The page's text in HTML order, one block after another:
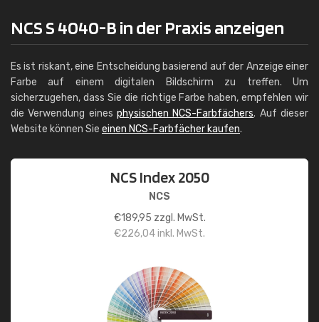
NCS S 4040-B in der Praxis anzeigen
Es ist riskant, eine Entscheidung basierend auf der Anzeige einer
Farbe auf einem digitalen Bildschirm zu treffen. Um
sicherzugehen, dass Sie die richtige Farbe haben, empfehlen wir
die Verwendung eines physischen NCS-Farbfächers. Auf dieser
Website können Sie einen NCS-Farbfächer kaufen.
NCS Index 2050
NCS
€189,95 zzgl. MwSt.
€226,04inkl. MwSt.